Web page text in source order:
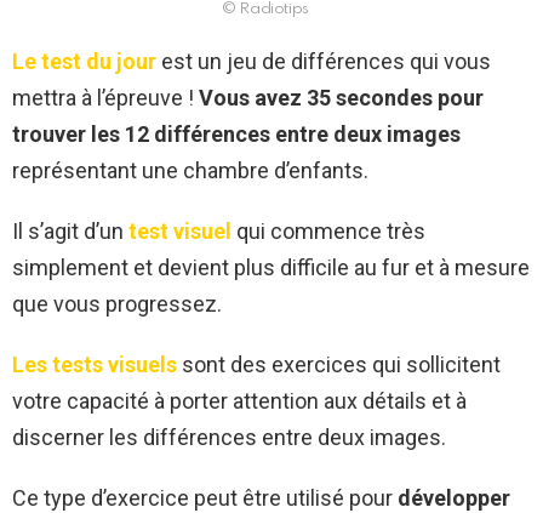
© Radiotips
Le test du jour est un jeu de différences qui vous
mettra à l’épreuve ! Vous avez 35 secondes pour
trouver les 12 différences entre deux images
représentant une chambre d’enfants.
Il s’agit d’un test visuel qui commence très
simplement et devient plus difficile au fur et à mesure
que vous progressez.
Les tests visuels sont des exercices qui sollicitent
votre capacité à porter attention aux détails et à
discerner les différences entre deux images.
Ce type d’exercice peut être utilisé pour développer